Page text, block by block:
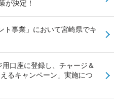
が決定！
ト事業」において宮崎県でキ
用口座に登録し、チャージ＆
るキャンペーン」実施につ